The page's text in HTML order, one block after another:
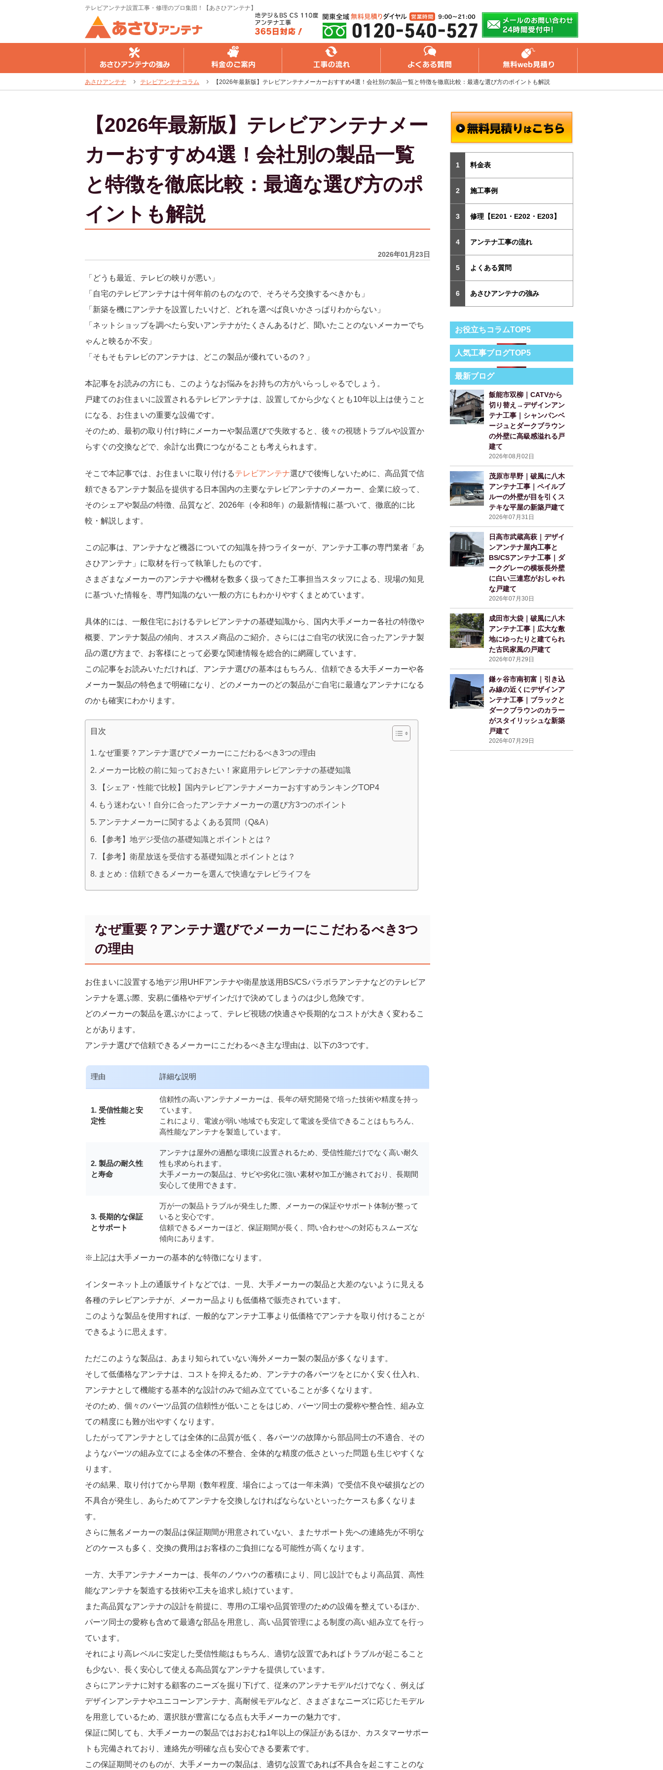
テレビアンテナ設置工事・修理のプロ集団！【あさひアンテナ】
料金のご案内 工事の流れ よくある質問 無料web見積り
あさひアンテナ テレビアンテナコラム 【2026年最新版】テレビアンテナメーカーおすすめ4選！会社別の製品一覧と特徴を徹底比較：最適な選び方のポイントも解説
【2026年最新版】テレビアンテナメー
カーおすすめ4選！会社別の製品一覧
と特徴を徹底比較：最適な選び方のポ
イントも解説
2026年01月23日
「どうも最近、テレビの映りが悪い」
「自宅のテレビアンテナは十何年前のものなので、そろそろ交換するべきかも」
「新築を機にアンテナを設置したいけど、どれを選べば良いかさっぱりわからない」
「ネットショップを調べたら安いアンテナがたくさんあるけど、聞いたことのないメーカーでち
ゃんと映るか不安」
「そもそもテレビのアンテナは、どこの製品が優れているの？」
本記事をお読みの方にも、このようなお悩みをお持ちの方がいらっしゃるでしょう。
戸建てのお住まいに設置されるテレビアンテナは、設置してから少なくとも10年以上は使うこと
になる、お住まいの重要な設備です。
そのため、最初の取り付け時にメーカーや製品選びで失敗すると、後々の視聴トラブルや設置か
らすぐの交換などで、余計な出費につながることも考えられます。
そこで本記事では、お住まいに取り付けるテレビアンテナ選びで後悔しないために、高品質で信
頼できるアンテナ製品を提供する日本国内の主要なテレビアンテナのメーカー、企業に絞って、
そのシェアや製品の特徴、品質など、2026年（令和8年）の最新情報に基づいて、徹底的に比
較・解説します。
この記事は、アンテナなど機器についての知識を持つライターが、アンテナ工事の専門業者「あ
さひアンテナ」に取材を行って執筆したものです。
さまざまなメーカーのアンテナや機材を数多く扱ってきた工事担当スタッフによる、現場の知見
に基づいた情報を、専門知識のない一般の方にもわかりやすくまとめています。
具体的には、一般住宅におけるテレビアンテナの基礎知識から、国内大手メーカー各社の特徴や
概要、アンテナ製品の傾向、オススメ商品のご紹介。さらにはご自宅の状況に合ったアンテナ製
品の選び方まで、お客様にとって必要な関連情報を総合的に網羅しています。
この記事をお読みいただければ、アンテナ選びの基本はもちろん、信頼できる大手メーカーや各
メーカー製品の特色まで明確になり、どのメーカーのどの製品がご自宅に最適なアンテナになる
のかも確実にわかります。
目次
なぜ重要？アンテナ選びでメーカーにこだわるべき3つの理由
メーカー比較の前に知っておきたい！家庭用テレビアンテナの基礎知識
【シェア・性能で比較】国内テレビアンテナメーカーおすすめランキングTOP4
もう迷わない！自分に合ったアンテナメーカーの選び方3つのポイント
アンテナメーカーに関するよくある質問（Q&A）
【参考】地デジ受信の基礎知識とポイントとは？
【参考】衛星放送を受信する基礎知識とポイントとは？
まとめ：信頼できるメーカーを選んで快適なテレビライフを
なぜ重要？アンテナ選びでメーカーにこだわるべき3つ
の理由
お住まいに設置する地デジ用UHFアンテナや衛星放送用BS/CSパラボラアンテナなどのテレビア
ンテナを選ぶ際、安易に価格やデザインだけで決めてしまうのは少し危険です。
どのメーカーの製品を選ぶかによって、テレビ視聴の快適さや長期的なコストが大きく変わるこ
とがあります。
アンテナ選びで信頼できるメーカーにこだわるべき主な理由は、以下の3つです。
理由 詳細な説明
1. 受信性能と安
定性
信頼性の高いアンテナメーカーは、長年の研究開発で培った技術や精度を持っ
ています。
これにより、電波が弱い地域でも安定して電波を受信できることはもちろん、
高性能なアンテナを製造しています。
2. 製品の耐久性
と寿命
アンテナは屋外の過酷な環境に設置されるため、受信性能だけでなく高い耐久
性も求められます。
大手メーカーの製品は、サビや劣化に強い素材や加工が施されており、長期間
安心して使用できます。
3. 長期的な保証
とサポート
万が一の製品トラブルが発生した際、メーカーの保証やサポート体制が整って
いると安心です。
信頼できるメーカーほど、保証期間が長く、問い合わせへの対応もスムーズな
傾向にあります。
※上記は大手メーカーの基本的な特徴になります。
インターネット上の通販サイトなどでは、一見、大手メーカーの製品と大差のないように見える
各種のテレビアンテナが、メーカー品よりも低価格で販売されています。
このような製品を使用すれば、一般的なアンテナ工事より低価格でアンテナを取り付けることが
できるように思えます。
ただこのような製品は、あまり知られていない海外メーカー製の製品が多くなります。
そして低価格なアンテナは、コストを抑えるため、アンテナの各パーツをとにかく安く仕入れ、
アンテナとして機能する基本的な設計のみで組み立てていることが多くなります。
そのため、個々のパーツ品質の信頼性が低いことをはじめ、パーツ同士の愛称や整合性、組み立
ての精度にも難が出やすくなります。
したがってアンテナとしては全体的に品質が低く、各パーツの故障から部品同士の不適合、その
ようなパーツの組み立てによる全体の不整合、全体的な精度の低さといった問題も生じやすくな
ります。
その結果、取り付けてから早期（数年程度、場合によっては一年未満）で受信不良や破損などの
不具合が発生し、あらためてアンテナを交換しなければならないといったケースも多くなりま
す。
さらに無名メーカーの製品は保証期間が用意されていない、またサポート先への連絡先が不明な
どのケースも多く、交換の費用はお客様のご負担になる可能性が高くなります。
一方、大手アンテナメーカーは、長年のノウハウの蓄積により、同じ設計でもより高品質、高性
能なアンテナを製造する技術や工夫を追求し続けています。
また高品質なアンテナの設計を前提に、専用の工場や品質管理のための設備を整えているほか、
パーツ同士の愛称も含めて最適な部品を用意し、高い品質管理による制度の高い組み立てを行っ
ています。
それにより高レベルに安定した受信性能はもちろん、適切な設置であればトラブルが起こること
も少ない、長く安心して使える高品質なアンテナを提供しています。
さらにアンテナに対する顧客のニーズを掘り下げて、従来のアンテナモデルだけでなく、例えば
デザインアンテナやユニコーンアンテナ、高耐候モデルなど、さまざまなニーズに応じたモデル
を用意しているため、選択肢が豊富になる点も大手メーカーの魅力です。
保証に関しても、大手メーカーの製品ではおおむね1年以上の保証があるほか、カスタマーサポー
トも完備されており、連絡先が明確な点も安心できる要素です。
この保証期間そのものが、大手メーカーの製品は、適切な設置であれば不具合を起こすことのな
料金表
施工事例
修理【E201・E202・E203】
アンテナ工事の流れ
よくある質問
あさひアンテナの強み
お役立ちコラムTOP5
人気工事ブログTOP5
最新ブログ
飯能市双柳｜CATVから
切り替え→デザインアン
テナ工事｜シャンパンベ
ージュとダークブラウン
の外壁に高級感溢れる戸
建て
2026年08月02日
茂原市早野｜破風に八木
アンテナ工事｜ペイルブ
ルーの外壁が目を引くス
テキな平屋の新築戸建て
2026年07月31日
日高市武蔵高萩｜デザイ
ンアンテナ屋内工事と
BS/CSアンテナ工事｜ダ
ークグレーの横板長外壁
に白い三連窓がおしゃれ
な戸建て
2026年07月30日
成田市大袋｜破風に八木
アンテナ工事｜広大な敷
地にゆったりと建てられ
た古民家風の戸建て
2026年07月29日
鎌ヶ谷市南初富｜引き込
み線の近くにデザインア
ンテナ工事｜ブラックと
ダークブラウンのカラー
がスタイリッシュな新築
戸建て
2026年07月29日